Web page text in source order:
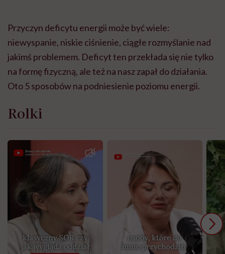
Przyczyn deficytu energii może być wiele:
niewyspanie, niskie ciśnienie, ciągłe rozmyślanie nad
jakimś problemem. Deficyt ten przekłada się nie tylko
na formę fizyczną, ale też na nasz zapał do działania.
Oto 5 sposobów na podniesienie poziomu energii.
Rolki